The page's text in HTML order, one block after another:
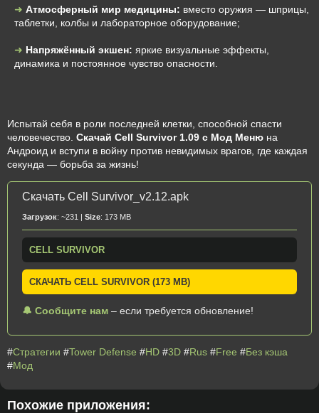
Атмосферный мир медицины: вместо оружия — шприцы,
таблетки, колбы и лабораторное оборудование;
Напряжённый экшен: яркие визуальные эффекты,
динамика и постоянное чувство опасности.
Испытай себя в роли последней клетки, способной спасти
человечество. Скачай Cell Survivor 1.09 с Мод Меню на
Андроид и вступи в войну против невидимых врагов, где каждая
секунда — борьба за жизнь!
Скачать Cell Survivor_v2.12.apk
Загрузок: ~231 | Size: 173 MB
CELL SURVIVOR
СКАЧАТЬ CELL SURVIVOR (173 MB)
🔔 Сообщите нам – если требуется обновление!
#Стратегии #Tower Defense #HD #3D #Rus #Free #Без кэша
#Мод
Похожие приложения: